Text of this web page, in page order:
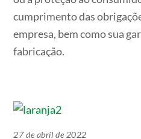
cumprimento das
empresa, bem como sua
fabricação.
27 de abril de 2022